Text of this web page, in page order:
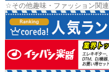
☆その他趣味・ファッション関連